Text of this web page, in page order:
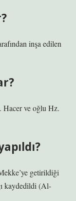
inşa edilen
ve oğlu Hz.
getirildiği
kaydedildi (Al-